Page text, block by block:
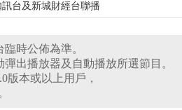
訊台及新城財經台聯播
時公佈為準。
出播放器及自動播放所選節目。
版本或以上用戶，